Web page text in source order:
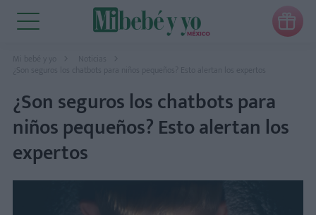

Mi bebé y yo
Noticias
¿Son seguros los chatbots para niños pequeños? Esto alertan los expertos
¿Son seguros los chatbots para
niños pequeños? Esto alertan los
expertos